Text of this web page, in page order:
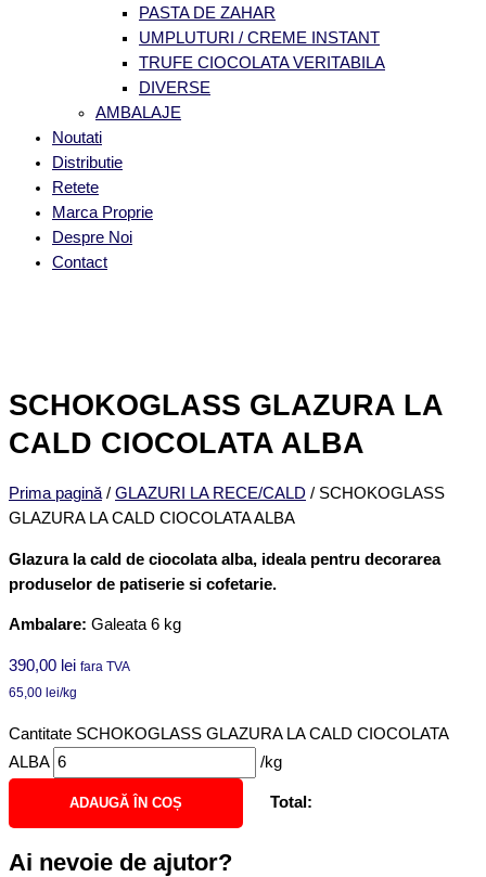
PASTA DE ZAHAR
UMPLUTURI / CREME INSTANT
TRUFE CIOCOLATA VERITABILA
DIVERSE
AMBALAJE
Noutati
Distributie
Retete
Marca Proprie
Despre Noi
Contact
SCHOKOGLASS GLAZURA LA
CALD CIOCOLATA ALBA
Prima pagină/ GLAZURI LA RECE/CALD / SCHOKOGLASS
GLAZURA LA CALD CIOCOLATA ALBA
Glazura la cald de ciocolata alba, ideala pentru decorarea
produselor de patiserie si cofetarie.
Ambalare: Galeata 6 kg
390,00 lei fara TVA
65,00 lei/kg
Cantitate SCHOKOGLASS GLAZURA LA CALD CIOCOLATA
ALBA
/kg
ADAUGĂ ÎN COȘ Total:
Ai nevoie de ajutor?